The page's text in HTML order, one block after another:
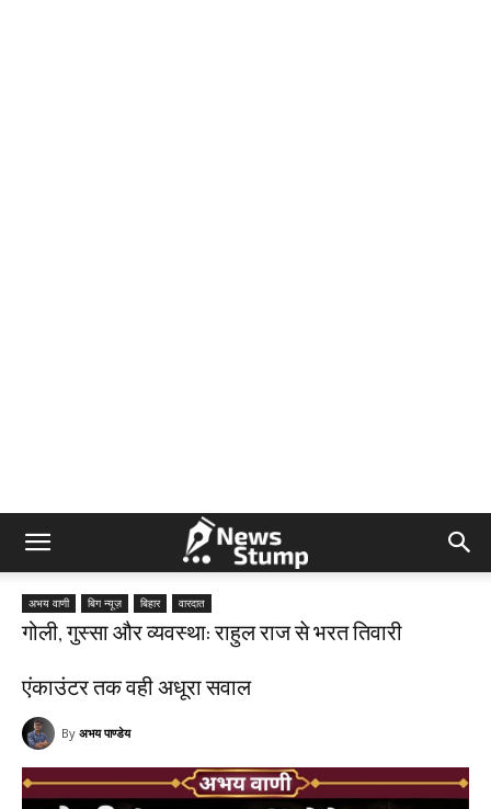
अभय वाणी बिग न्यूज़ बिहार वारदात
गोली, गुस्सा और व्यवस्था: राहुल राज से भरत तिवारी
एंकाउंटर तक वही अधूरा सवाल
By अभय पाण्डेय